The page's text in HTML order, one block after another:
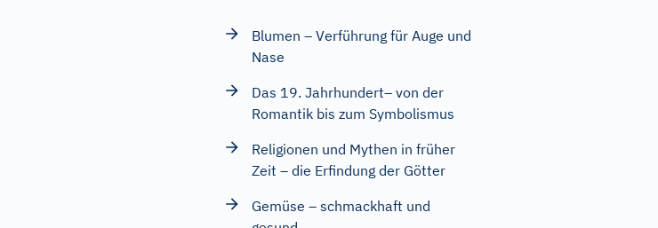
Blumen – Verführung für Auge und
Nase
Das 19. Jahrhundert– von der
Romantik bis zum Symbolismus
Religionen und Mythen in früher
Zeit – die Erfindung der Götter
Gemüse – schmackhaft und